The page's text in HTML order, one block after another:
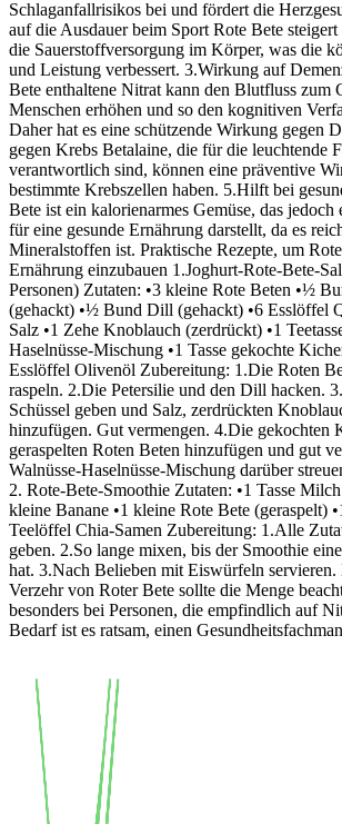
Schlaganfallrisikos bei und fördert die
auf die Ausdauer beim Sport Rote Bete
die Sauerstoffversorgung im Körper, was die
und Leistung verbessert. 3.Wirkung auf
Bete enthaltene Nitrat kann den Blutfluss zum
Menschen erhöhen und so den kognitiven
Daher hat es eine schützende Wirkung gegen
gegen Krebs Betalaine, die für die leuchtende
verantwortlich sind, können eine präventive
bestimmte Krebszellen haben. 5.Hilft bei
Bete ist ein kalorienarmes Gemüse, das
für eine gesunde Ernährung darstellt, da es
Mineralstoffen ist. Praktische Rezepte, um
Ernährung einzubauen 1.Joghurt-Rote-Bete-
Personen) Zutaten: •3 kleine Rote Beten •½
(gehackt) •½ Bund Dill (gehackt) •6 Esslöffel
Salz •1 Zehe Knoblauch (zerdrückt) •1
Haselnüsse-Mischung •1 Tasse gekochte
Esslöffel Olivenöl Zubereitung: 1.Die Roten
raspeln. 2.Die Petersilie und den Dill hacken.
Schüssel geben und Salz, zerdrückten
hinzufügen. Gut vermengen. 4.Die gekochten
geraspelten Roten Beten hinzufügen und gut
Walnüsse-Haselnüsse-Mischung darüber
2. Rote-Bete-Smoothie Zutaten: •1 Tasse
kleine Banane •1 kleine Rote Bete (geraspelt)
Teelöffel Chia-Samen Zubereitung: 1.Alle
geben. 2.So lange mixen, bis der Smoothie
hat. 3.Nach Belieben mit Eiswürfeln
Verzehr von Roter Bete sollte die Menge
besonders bei Personen, die empfindlich auf
Bedarf ist es ratsam, einen